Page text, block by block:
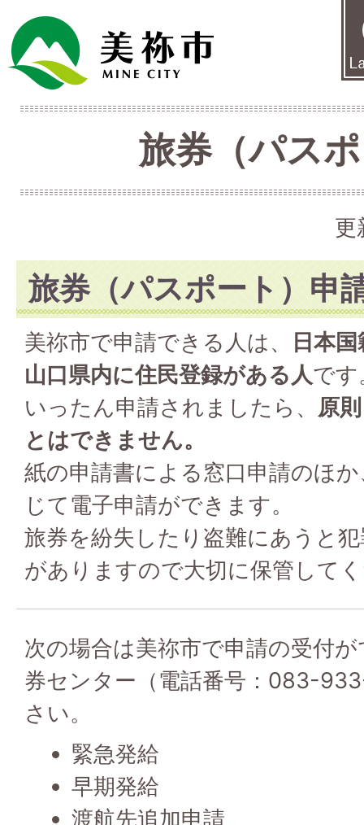
旅券（パス
更
旅券（パスポート）申
美祢市で申請できる人は、
日本
山口県内に住民登録がある人です
いったん申請されましたら、 原
とはできません。
紙の申請書による窓口申請のほ
じて電子申請ができます。
旅券を紛失したり盗難にあうと
がありますので大切に保管して
次の場合は美祢市で申請の受付
券センター（電話番号：083-
さい。
緊急発給
早期発給
渡航先追加申請